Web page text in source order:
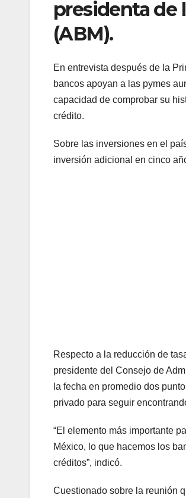
presidenta de
(ABM).
En entrevista después de la
bancos apoyan a las pymes
capacidad de comprobar su
crédito.
Sobre las inversiones en el
inversión adicional en cinco
Respecto a la reducción de
presidente del Consejo de
la fecha en promedio dos
privado para seguir
“El elemento más importante
México, lo que hacemos los
créditos”, indicó.
Cuestionado sobre la reunión